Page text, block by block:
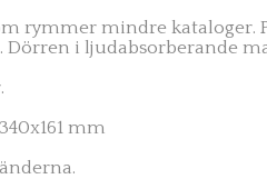
rymmer mindre kataloger.
. Dörren i ljudabsorberande
mm